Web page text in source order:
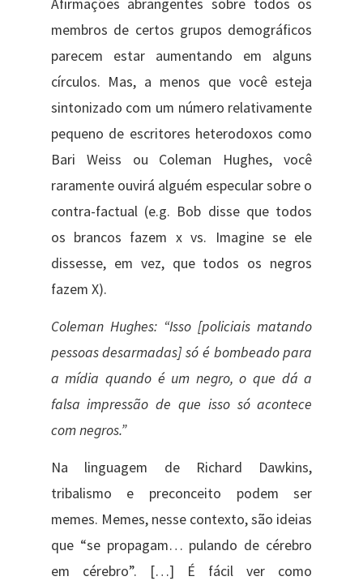
Afirmações abrangentes sobre todos os
membros de certos grupos demográficos
parecem estar aumentando em alguns
círculos. Mas, a menos que você esteja
sintonizado com um número relativamente
pequeno de escritores heterodoxos como
Bari Weiss ou Coleman Hughes, você
raramente ouvirá alguém especular sobre o
contra-factual (e.g. Bob disse que todos
os brancos fazem x vs. Imagine se ele
dissesse, em vez, que todos os negros
fazem X).
Coleman Hughes: “Isso [policiais matando
pessoas desarmadas] só é bombeado para
a mídia quando é um negro, o que dá a
falsa impressão de que isso só acontece
com negros.”
Na linguagem de Richard Dawkins,
tribalismo e preconceito podem ser
memes. Memes, nesse contexto, são ideias
que “se propagam… pulando de cérebro
em cérebro”. […] É fácil ver como